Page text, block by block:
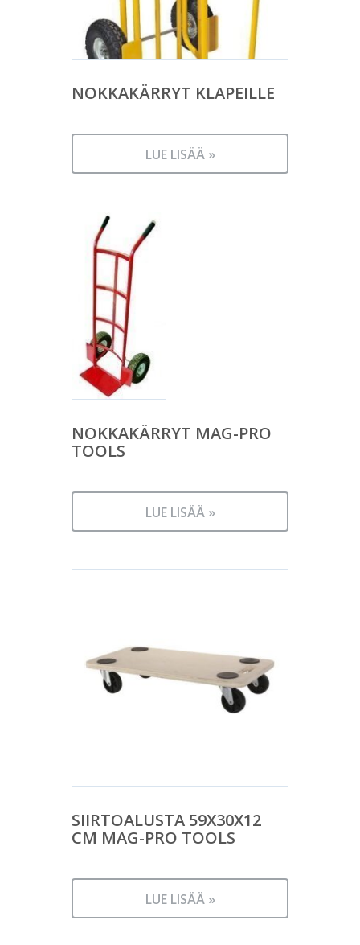
NOKKAKÄRRYT KLAPEILLE
LUE LISÄÄ »
NOKKAKÄRRYT MAG-PRO
TOOLS
LUE LISÄÄ »
SIIRTOALUSTA 59X30X12
CM MAG-PRO TOOLS
LUE LISÄÄ »